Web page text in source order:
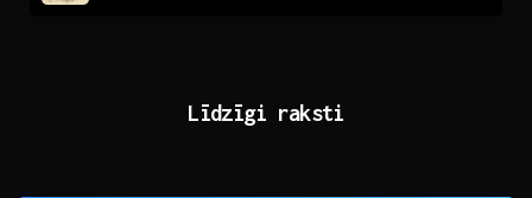
Līdzīgi raksti